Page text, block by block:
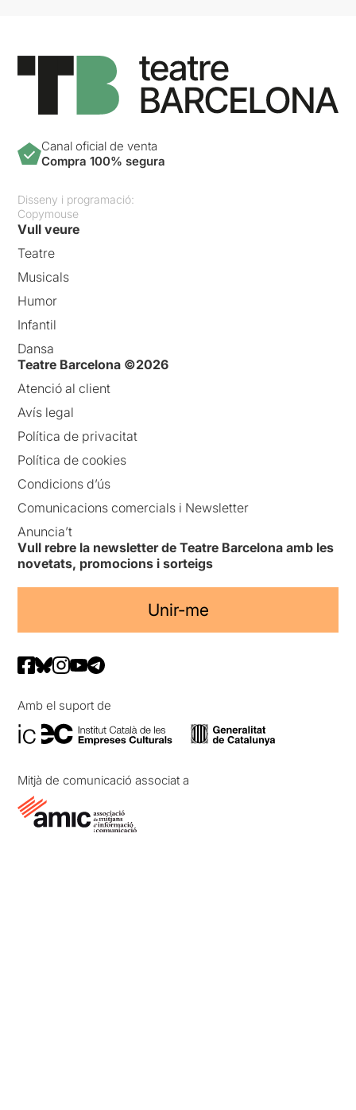
Canal oficial de venta
Compra 100% segura
Disseny i programació:
Copymouse
Vull veure
Teatre
Musicals
Humor
Infantil
Dansa
Teatre Barcelona ©2026
Atenció al client
Avís legal
Política de privacitat
Política de cookies
Condicions d’ús
Comunicacions comercials i Newsletter
Anuncia’t
Vull rebre la newsletter de Teatre Barcelona amb les
novetats, promocions i sorteigs
Unir-me
Amb el suport de
Mitjà de comunicació associat a